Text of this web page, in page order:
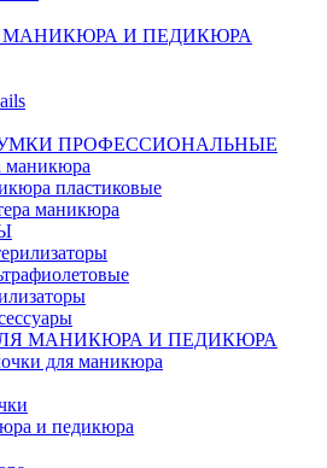
МАНИКЮРА И ПЕДИКЮРА
ПРОФЕССИОНАЛЬНЫЕ
маникюра
пластиковые
маникюра
МАНИКЮРА И ПЕДИКЮРА
для маникюра
и педикюра